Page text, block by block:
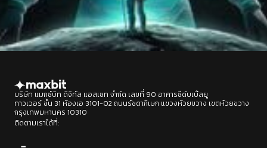
บริษัท แมกซ์บิท ดิจิทัล แอสเซท จำกัด เลขที่ 90 อาคารซีดับเบิ้ลยู
ทาวเวอร์ ชั้น 31 ห้องเอ 3101-02 ถนนรัชดาภิเษก แขวงห้วยขวาง เขตห้วยขวาง
กรุงเทพมหานคร 10310
ติดตามเราได้ที่: